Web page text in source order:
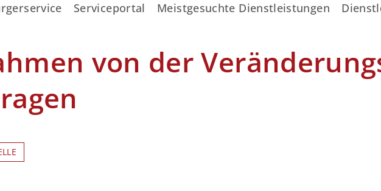
Serviceportal Meistgesuchte Dienstleistungen
von der